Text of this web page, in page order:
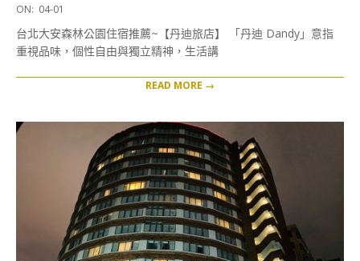
2021-
01
ON: 04-01
台北大安森林公園住宿推薦~【丹迪旅店】 「丹迪 Dandy」意指
重視品味，個性自由與獨立精神，生活講
READ MORE →